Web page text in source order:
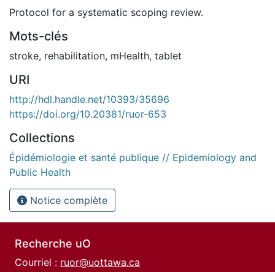
Protocol for a systematic scoping review.
Mots-clés
stroke, rehabilitation, mHealth, tablet
URI
http://hdl.handle.net/10393/35696
https://doi.org/10.20381/ruor-653
Collections
Épidémiologie et santé publique // Epidemiology and
Public Health
Notice complète
Recherche uO
Courriel : ruor@uottawa.ca